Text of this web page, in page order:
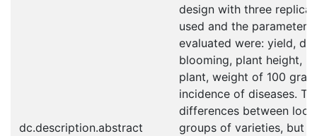
dc.description.abstract
design with three
used and the parameters
evaluated were: yield,
blooming, plant height,
plant, weight of 100
incidence of diseases.
differences between
groups of varieties, but